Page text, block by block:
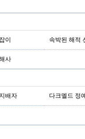
이 속박된 해적
사
배자 다크멜드 정